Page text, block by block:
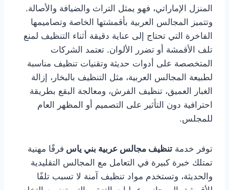
المنزل الإماراتي، فهو يمثل التراث والضيافة والأصالة.
وتتميز المجالس العربية بأقمشتها الخاصة وتصاميمها
الفاخرة التي تحتاج إلى عناية دقيقة أثناء التنظيف لمنع
تلف الأقمشة أو تضرر الألوان. تعتمد الشركات
المتخصصة على أدوات حديثة وتقنيات تنظيف مناسبة
لطبيعة المجالس العربية، مثل التنظيف بالبخار، إزالة
الغبار العميق، تنظيف الفرش، ومعالجة البقع بطريقة
احترافية دون التأثير على التصميم أو المظهر العام
للمجلس.
توفر خدمة تنظيف مجالس عربية بني ياس فرقًا مهنية
تمتلك خبرة كبيرة في التعامل مع المجالس التقليدية
والحديثة، وتستخدم مواد تنظيف آمنة لا تسبب تلفًا